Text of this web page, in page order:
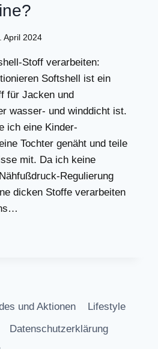
April 2024
Stoff verarbeiten:
Softshell ist ein
für Jacken und
wasser- und winddicht ist.
ich eine Kinder-
Tochter genäht und teile
mit. Da ich keine
Regulierung
dicken Stoffe verarbeiten
und Aktionen
Lifestyle
Datenschutzerklärung